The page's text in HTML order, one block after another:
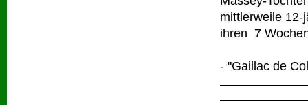
mittlerweile 12-
ihren 7
- "Gaillac de